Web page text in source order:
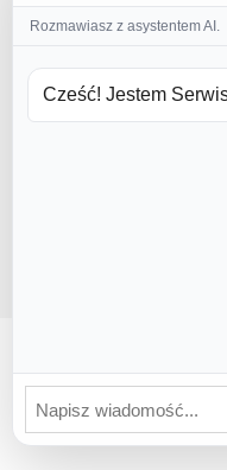
Moje konto
Sklep
Rozmawiasz z asystentem AI.
Cześć! Jestem
lub wycofać swoją
Pozwól mi wybrać